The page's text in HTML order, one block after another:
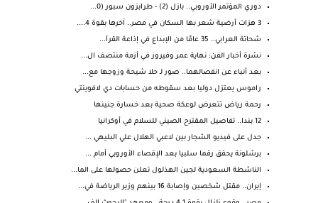
دوري المؤتمر الأوروبي.. بازل (2) - طرابزون سبور (0...
3 هزات أرضية شعر بها السكان في مصر.. آخرها بقوة 4....
شحاتة العرابي.. 35 عامًا من الإبداع في إذاعة القرآ...
نشرة أخبار الفن: نهاية عمر وفيروز في أزمة منتصف ال...
بعد أنباء عن انفصالهما.. صور لـ حلا شيحة وزوجها مع...
راموس يعتزل دوليا بعد سقوطه من حسابات دي لافوينتي
رحمة رياض تتعرض لوعكة صحية بعد خسارة جنينها
12 بندا.. تفاصيل المقترح الصيني للسلام في أوكرانيا
جدل على فيديو الشجار بين لاعبي الهلال علي البليهي ...
برشلونة يحقق رقما سلبيا بعد الإقصاء الأوروبي أمام ...
الناشطة السعودية لجين الهذلول تعلن حصولها على الما...
إيران.. مقتل شخصين وإصابة 16 بينهم وزير الرياضة في...